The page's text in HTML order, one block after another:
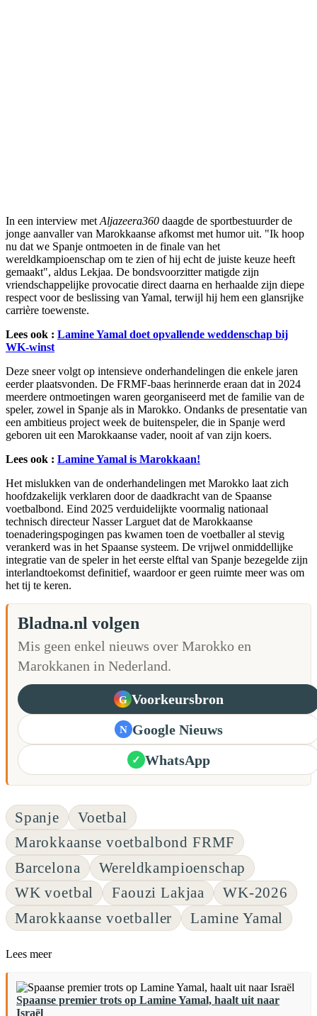
In een interview met Aljazeera360 daagde de sportbestuurder de
jonge aanvaller van Marokkaanse afkomst met humor uit. "Ik hoop
nu dat we Spanje ontmoeten in de finale van het
wereldkampioenschap om te zien of hij echt de juiste keuze heeft
gemaakt", aldus Lekjaa. De bondsvoorzitter matigde zijn
vriendschappelijke provocatie direct daarna en herhaalde zijn diepe
respect voor de beslissing van Yamal, terwijl hij hem een glansrijke
carrière toewenste.
Lees ook : Lamine Yamal doet opvallende weddenschap bij
WK-winst
Deze sneer volgt op intensieve onderhandelingen die enkele jaren
eerder plaatsvonden. De FRMF-baas herinnerde eraan dat in 2024
meerdere ontmoetingen waren georganiseerd met de familie van de
speler, zowel in Spanje als in Marokko. Ondanks de presentatie van
een ambitieus project week de buitenspeler, die in Spanje werd
geboren uit een Marokkaanse vader, nooit af van zijn koers.
Lees ook : Lamine Yamal is Marokkaan!
Het mislukken van de onderhandelingen met Marokko laat zich
hoofdzakelijk verklaren door de daadkracht van de Spaanse
voetbalbond. Eind 2025 verduidelijkte voormalig nationaal
technisch directeur Nasser Larguet dat de Marokkaanse
toenaderingspogingen pas kwamen toen de voetballer al stevig
verankerd was in het Spaanse systeem. De vrijwel onmiddellijke
integratie van de speler in het eerste elftal van Spanje bezegelde zijn
interlandtoekomst definitief, waardoor er geen ruimte meer was om
het tij te keren.
Bladna.nl volgen
Mis geen enkel nieuws over Marokko en
Marokkanen in Nederland.
G Voorkeursbron
N Google Nieuws
✓ WhatsApp
Spanje
Voetbal
Marokkaanse voetbalbond FRMF
Barcelona
Wereldkampioenschap
WK voetbal
Faouzi Lakjaa
WK-2026
Marokkaanse voetballer
Lamine Yamal
Lees meer
Spaanse premier trots op Lamine Yamal, haalt uit naar
Israël